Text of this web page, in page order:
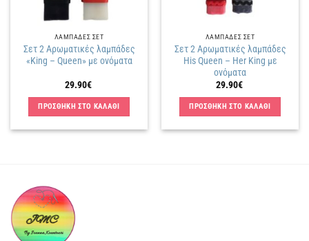
ΛΑΜΠΑΔΕΣ ΣΕΤ
Σετ 2 Aρωματικές λαμπάδες
«King – Queen» με ονόματα
29.90€
ΠΡΟΣΘΗΚΗ ΣΤΟ ΚΑΛΑΘΙ
ΛΑΜΠΑΔΕΣ ΣΕΤ
Σετ 2 Αρωματικές λαμπάδες
His Queen – Her King με
ονόματα
29.90€
ΠΡΟΣΘΗΚΗ ΣΤΟ ΚΑΛΑΘΙ